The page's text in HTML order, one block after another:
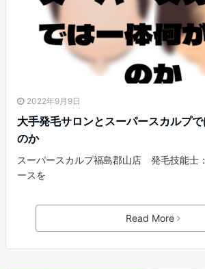
2022年9月9日
大手発毛サロンとスーパースカルプ
のか
スーパースカルプ福島郡山店 発毛技能士
ースを
Read More